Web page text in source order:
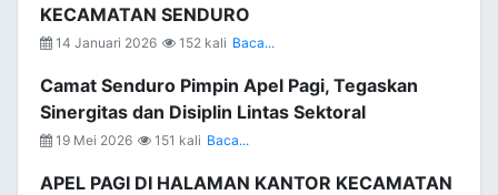
KECAMATAN SENDURO
14 Januari 2026 152 kali Baca...
Camat Senduro Pimpin Apel Pagi, Tegaskan
Sinergitas dan Disiplin Lintas Sektoral
19 Mei 2026 151 kali Baca...
APEL PAGI DI HALAMAN KANTOR KECAMATAN